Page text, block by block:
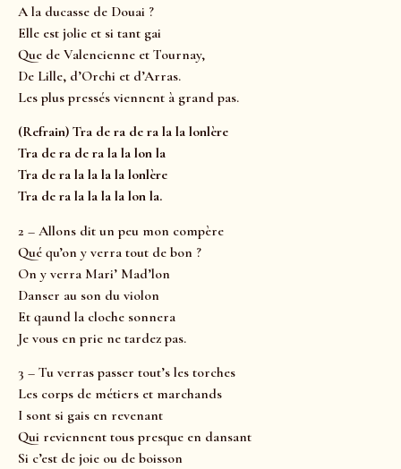
A la ducasse de Douai ?
Elle est jolie et si tant gai
Que de Valencienne et Tournay,
De Lille, d’Orchi et d’Arras.
Les plus pressés viennent à grand pas.
(Refrain) Tra de ra de ra la la lonlère
Tra de ra de ra la la lon la
Tra de ra la la la la lonlère
Tra de ra la la la la lon la.
2 – Allons dit un peu mon compère
Qué qu’on y verra tout de bon ?
On y verra Mari’ Mad’lon
Danser au son du violon
Et qaund la cloche sonnera
Je vous en prie ne tardez pas.
3 – Tu verras passer tout’s les torches
Les corps de métiers et marchands
I sont si gais en revenant
Qui reviennent tous presque en dansant
Si c’est de joie ou de boisson